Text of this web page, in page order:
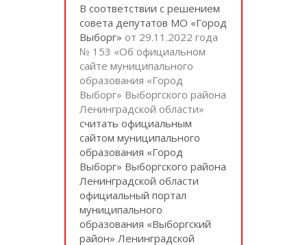
В соответствии с решением
совета депутатов МО «Город
Выборг» от 29.11.2022 года
№ 153 «Об официальном
сайте муниципального
образования «Город
Выборг» Выборгского района
Ленинградской области»
cчитать официальным
сайтом муниципального
образования «Город
Выборг» Выборгского района
Ленинградской области
официальный портал
муниципального
образования «Выборгский
район» Ленинградской